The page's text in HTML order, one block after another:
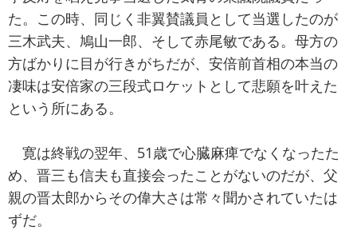
た。この時、同じく非翼賛議員として当選したのが
三木武夫、鳩山一郎、そして赤尾敏である。母方の
方ばかりに目が行きがちだが、安倍前首相の本当の
凄味は安倍家の三段式ロケットとして悲願を叶えた
という所にある。
寛は終戦の翌年、51歳で心臓麻痺でなくなったた
め、晋三も信夫も直接会ったことがないのだが、父
親の晋太郎からその偉大さは常々聞かされていたは
ずだ。